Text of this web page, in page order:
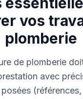
vos
plomberie
de plomberie
avec